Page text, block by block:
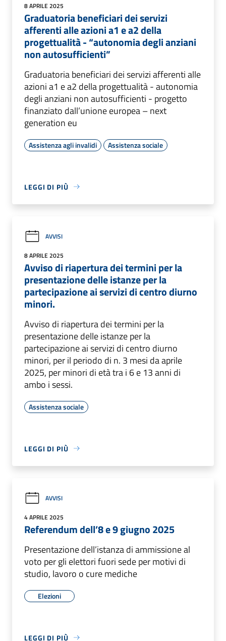
8 APRILE 2025
Graduatoria beneficiari dei servizi
afferenti alle azioni a1 e a2 della
progettualità - “autonomia degli anziani
non autosufficienti”
Graduatoria beneficiari dei servizi afferenti alle
azioni a1 e a2 della progettualità - autonomia
degli anziani non autosufficienti - progetto
finanziato dall’unione europea – next
generation eu
Assistenza agli invalidi Assistenza sociale
LEGGI DI PIÙ
AVVISI
8 APRILE 2025
Avviso di riapertura dei termini per la
presentazione delle istanze per la
partecipazione ai servizi di centro diurno
minori.
Avviso di riapertura dei termini per la
presentazione delle istanze per la
partecipazione ai servizi di centro diurno
minori, per il periodo di n. 3 mesi da aprile
2025, per minori di età tra i 6 e 13 anni di
ambo i sessi.
Assistenza sociale
LEGGI DI PIÙ
AVVISI
4 APRILE 2025
Referendum dell’8 e 9 giugno 2025
Presentazione dell’istanza di ammissione al
voto per gli elettori fuori sede per motivi di
studio, lavoro o cure mediche
Elezioni
LEGGI DI PIÙ